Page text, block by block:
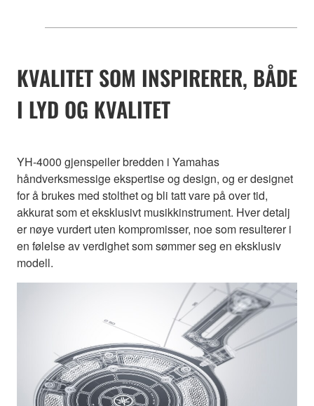
KVALITET SOM INSPIRERER, BÅDE
I LYD OG KVALITET
YH-4000 gjenspeiler bredden i Yamahas
håndverksmessige ekspertise og design, og er designet
for å brukes med stolthet og bli tatt vare på over tid,
akkurat som et eksklusivt musikkinstrument. Hver detalj
er nøye vurdert uten kompromisser, noe som resulterer i
en følelse av verdighet som sømmer seg en eksklusiv
modell.